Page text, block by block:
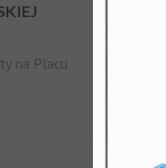
na Placu